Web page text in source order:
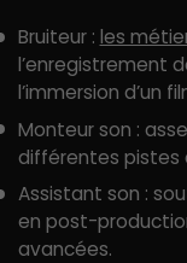
Bruiteur : les
l’enregistrement
l’immersion d’un
Monteur son :
différentes pistes
Assistant son :
en post-
avancées.